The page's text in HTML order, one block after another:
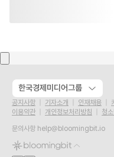
한국경제미디어그룹
공지사항 기자소개 인재채용
이용약관
개인정보처리방침 청
문의사항 help@bloomingbit.io